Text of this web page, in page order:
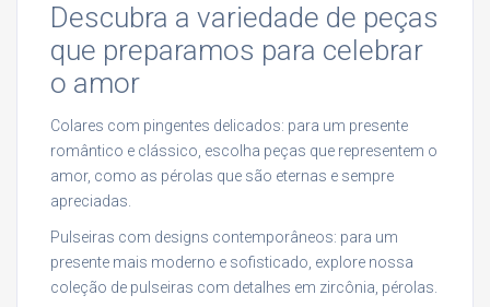
Descubra a variedade de peças
que preparamos para celebrar
o amor
Colares com pingentes delicados: para um presente
romântico e clássico, escolha peças que representem o
amor, como as pérolas que são eternas e sempre
apreciadas.
Pulseiras com designs contemporâneos: para um
presente mais moderno e sofisticado, explore nossa
coleção de pulseiras com detalhes em zircônia, pérolas.